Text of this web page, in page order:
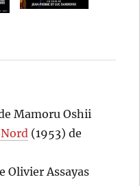
Mamoru Oshii
(1953) de
Olivier Assayas